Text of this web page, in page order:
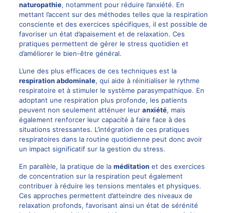
naturopathie, notamment pour réduire l’anxiété. En
mettant l’accent sur des méthodes telles que la respiration
consciente et des exercices spécifiques, il est possible de
favoriser un état d’apaisement et de relaxation. Ces
pratiques permettent de gérer le stress quotidien et
d’améliorer le bien-être général.
L’une des plus efficaces de ces techniques est la
respiration abdominale, qui aide à réinitialiser le rythme
respiratoire et à stimuler le système parasympathique. En
adoptant une respiration plus profonde, les patients
peuvent non seulement atténuer leur anxiété, mais
également renforcer leur capacité à faire face à des
situations stressantes. L’intégration de ces pratiques
respiratoires dans la routine quotidienne peut donc avoir
un impact significatif sur la gestion du stress.
En parallèle, la pratique de la méditationet des exercices
de concentration sur la respiration peut également
contribuer à réduire les tensions mentales et physiques.
Ces approches permettent d’atteindre des niveaux de
relaxation profonds, favorisant ainsi un état de sérénité